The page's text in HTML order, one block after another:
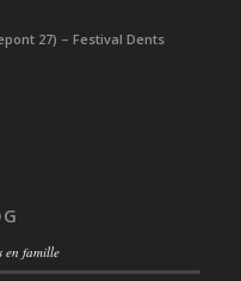
27) – Festival Dents
en famille